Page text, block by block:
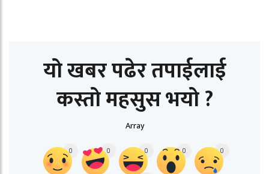
यो खबर पढेर तपाईलाई
कस्तो महसुस भयो ?
Array
0 0 0 0 0